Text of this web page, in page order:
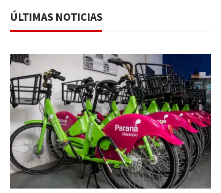
ÚLTIMAS NOTICIAS